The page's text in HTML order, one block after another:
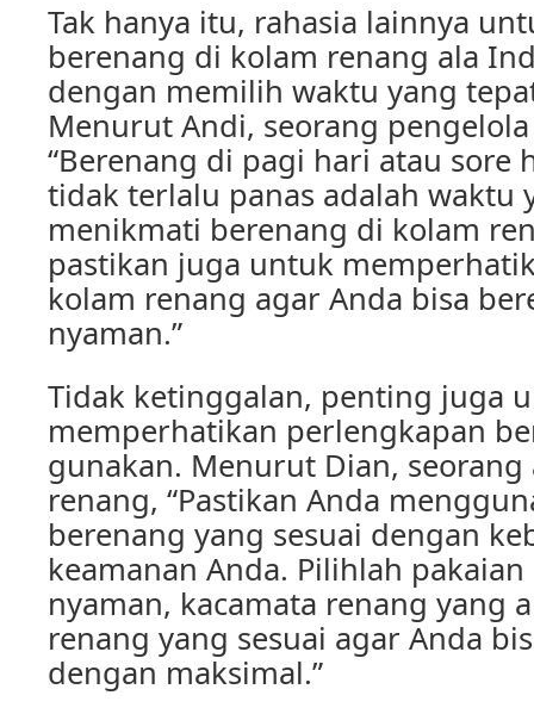
Tak hanya itu, rahasia lainnya
berenang di kolam renang ala
dengan memilih waktu yang
Menurut Andi, seorang
“Berenang di pagi hari atau sore
tidak terlalu panas adalah waktu
menikmati berenang di kolam
pastikan juga untuk
kolam renang agar Anda bisa
nyaman.”
Tidak ketinggalan, penting juga
memperhatikan perlengkapan
gunakan. Menurut Dian,
renang, “Pastikan Anda
berenang yang sesuai dengan
keamanan Anda. Pilihlah
nyaman, kacamata renang yang
renang yang sesuai agar Anda
dengan maksimal.”